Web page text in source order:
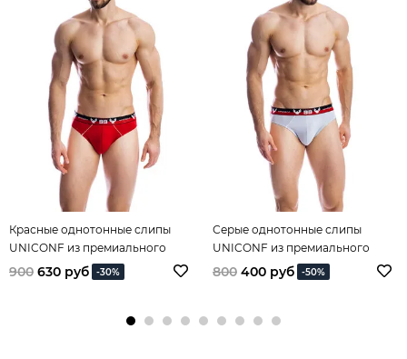
Красные однотонные слипы
UNICONF из премиального
гипоаллергенного хлопка с
добавлением эластана
900 630 руб -30%
Серые однотонные слипы
UNICONF из премиального
гипоаллергенного хлопка с
добавлением эластана
800 400 руб -50%